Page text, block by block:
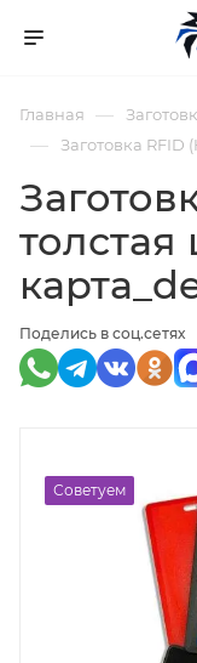
Главная —
— Заготовка RFID
Поделись в соц.сетях
толстая
Советуем